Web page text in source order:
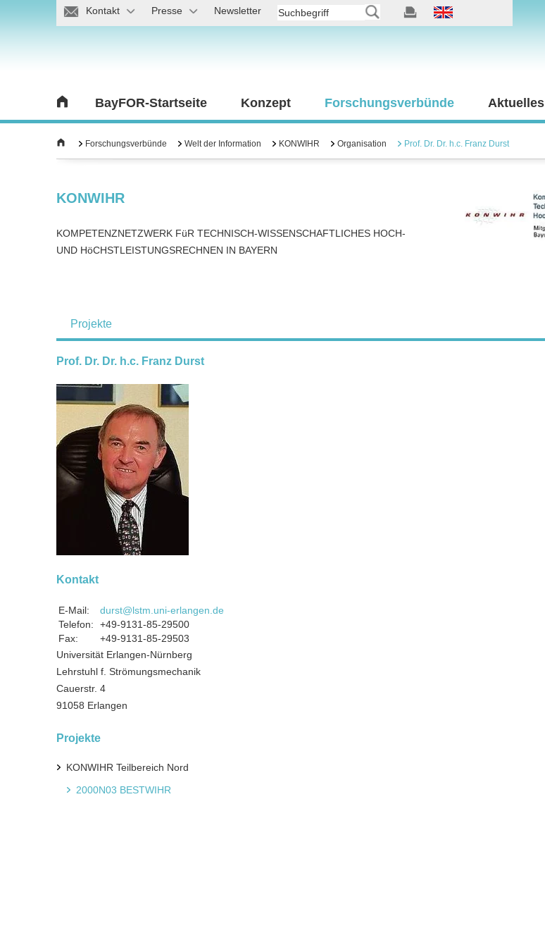
Kontakt Presse Newsletter
BayFOR-Startseite Konzept Forschungsverbünde Aktuelles
Forschungsverbünde Welt der Information KONWIHR Organisation Prof. Dr. Dr. h.c. Franz Durst
KONWIHR
KOMPETENZNETZWERK FüR TECHNISCH-WISSENSCHAFTLICHES HOCH-
UND HöCHSTLEISTUNGSRECHNEN IN BAYERN
Projekte
Prof. Dr. Dr. h.c. Franz Durst
Kontakt
E-Mail:
durst@lstm.uni-erlangen.de
Telefon:
+49-9131-85-29500
Fax:
+49-9131-85-29503
Universität Erlangen-Nürnberg
Lehrstuhl f. Strömungsmechanik
Cauerstr. 4
91058 Erlangen
Projekte
KONWIHR Teilbereich Nord
2000N03 BESTWIHR